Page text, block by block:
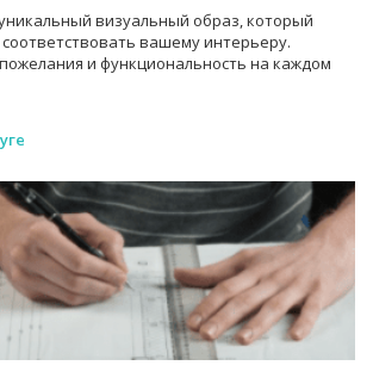
визуальный образ, который
вашему интерьеру.
и функциональность на каждом